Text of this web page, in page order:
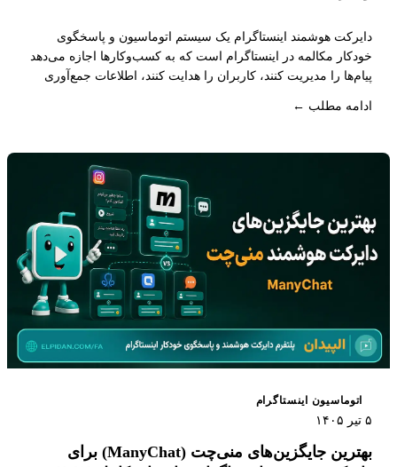
دایرکت هوشمند اینستاگرام یک سیستم اتوماسیون و پاسخگوی
خودکار مکالمه در اینستاگرام است که به کسب‌وکارها اجازه می‌دهد
پیام‌ها را مدیریت کنند، کاربران را هدایت کنند، اطلاعات جمع‌آوری
این سیستم فراتر از پاسخ خودکار ساده است و یک ساختار کامل
ادامه مطلب ←
اتوماسیون اینستاگرام
۵ تیر ۱۴۰۵
بهترین جایگزین‌های منی‌چت (ManyChat) برای